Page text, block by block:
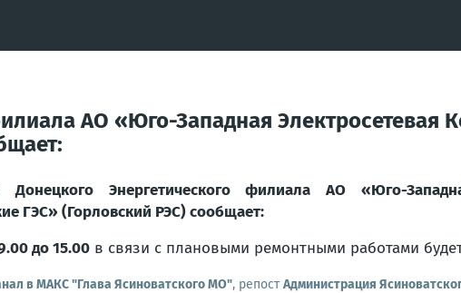
АО «Юго-Западная Электросетевая
Донецкого Энергетического филиала АО «Юго-
ГЭС» (Горловский РЭС) сообщает:
до 15.00 в связи с плановыми ремонтными работами
в МАКС "Глава Ясиноватского МО", репостАдминистрация